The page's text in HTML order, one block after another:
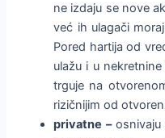
ne izdaju se nove
već ih ulagači
Pored hartija od
ulažu i u
trguje na
rizičnijim od
privatne –